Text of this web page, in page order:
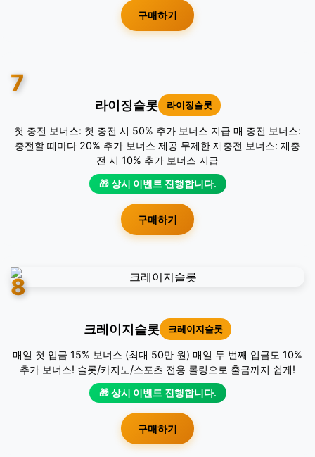
구매하기
7
라이징슬롯 라이징슬롯
첫 충전 보너스: 첫 충전 시 50% 추가 보너스 지급 매 충전 보너스:
충전할 때마다 20% 추가 보너스 제공 무제한 재충전 보너스: 재충
전 시 10% 추가 보너스 지급
🎁 상시 이벤트 진행합니다.
구매하기
8
크레이지슬롯 크레이지슬롯
매일 첫 입금 15% 보너스 (최대 50만 원) 매일 두 번째 입금도 10%
추가 보너스! 슬롯/카지노/스포츠 전용 롤링으로 출금까지 쉽게!
🎁 상시 이벤트 진행합니다.
구매하기